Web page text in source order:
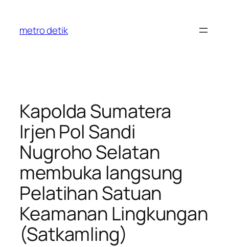
content
metro detik
Kapolda Sumatera
Irjen Pol Sandi
Nugroho Selatan
membuka langsung
Pelatihan Satuan
Keamanan Lingkungan
(Satkamling)